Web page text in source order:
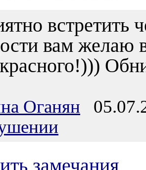
встретить
вам желаю
Оганян
замечания